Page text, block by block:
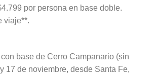
por persona en base doble.
viaje**.
base de Cerro Campanario (sin
17 de noviembre, desde Santa Fe,